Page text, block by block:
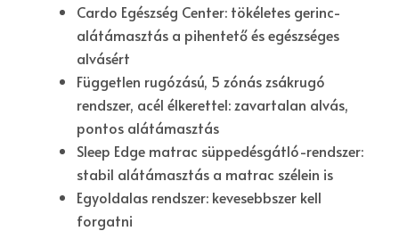
Cardo Egészség Center: tökéletes gerinc-
alátámasztás a pihentető és egészséges
alvásért
Független rugózású, 5 zónás zsákrugó
rendszer, acél élkerettel: zavartalan alvás,
pontos alátámasztás
Sleep Edge matrac süppedésgátló-rendszer:
stabil alátámasztás a matrac szélein is
Egyoldalas rendszer: kevesebbszer kell
forgatni